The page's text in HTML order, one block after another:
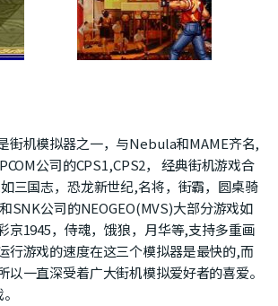
街机模拟器之一，与Nebula和MAME齐名,
公司的CPS1,CPS2， 经典街机游戏合
三国志，恐龙新世纪,名将，街霸，圆桌骑
SNK公司的NEOGEO(MVS)大部分游戏如
京1945，侍魂，饿狼，月华等,支持多重画
行游戏的速度在这三个模拟器是最快的,而
以一直深受着广大街机模拟爱好者的喜爱。